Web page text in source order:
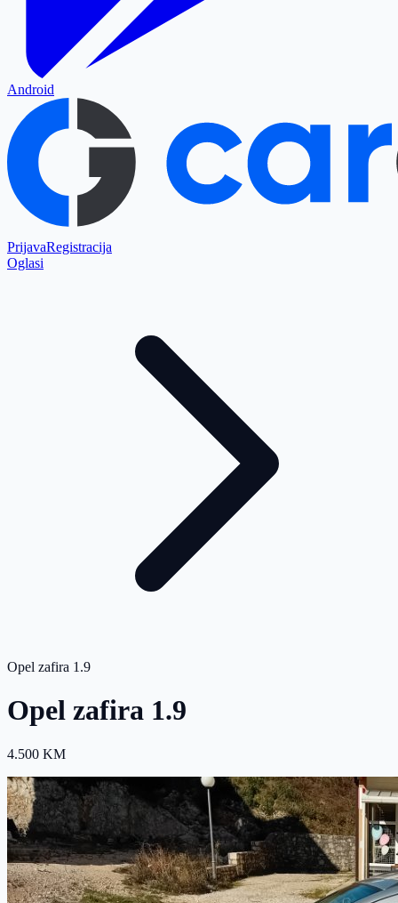
Android
PrijavaRegistracija
Oglasi
Opel zafira 1.9
Opel zafira 1.9
4.500 KM